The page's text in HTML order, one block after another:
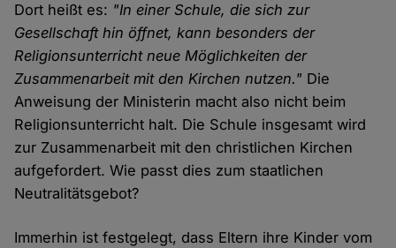
Dort heißt es: "In einer Schule, die sich zur
Gesellschaft hin öffnet, kann besonders der
Religionsunterricht neue Möglichkeiten der
Zusammenarbeit mit den Kirchen nutzen." Die
Anweisung der Ministerin macht also nicht beim
Religionsunterricht halt. Die Schule insgesamt wird
zur Zusammenarbeit mit den christlichen Kirchen
aufgefordert. Wie passt dies zum staatlichen
Neutralitätsgebot?
Immerhin ist festgelegt, dass Eltern ihre Kinder vom